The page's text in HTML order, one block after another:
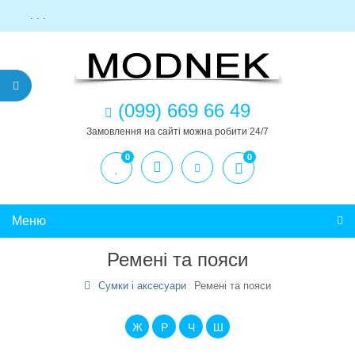
. . .
(099) 669 66 49
Замовлення на сайті можна робити 24/7
0 0
Меню
Ремені та пояси
Сумки і аксесуари Ремені та пояси
Ж Р Ч Ш